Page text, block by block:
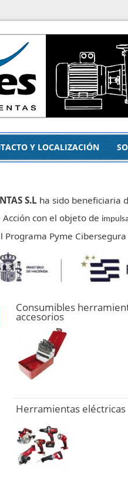
Y LOCALIZACIÓN
S.L ha sido beneficiaria
con el objeto de
Pyme
Consumibles
accesorios
Herramientas eléctricas